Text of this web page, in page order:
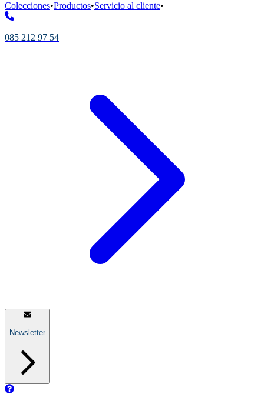
Colecciones•Productos•Servicio al cliente•
085 212 97 54
Newsletter